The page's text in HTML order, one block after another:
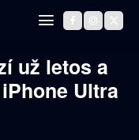
už letos a
Ultra